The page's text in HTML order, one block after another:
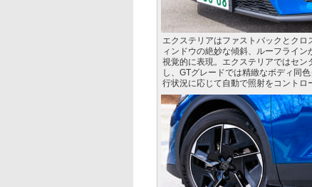
エクステリアはファストバックとク
ィンドウの絶妙な傾斜、ルーフライ
視覚的に表現。エクステリアではセ
し、GTグレードでは精緻なボディ同
行状況に応じて自動で照射をコント